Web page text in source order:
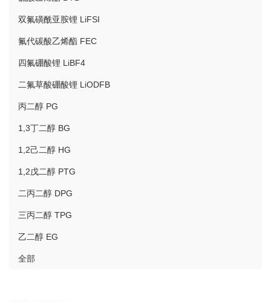
双氟磺酰亚胺锂 LiFSI
氟代碳酸乙烯酯 FEC
四氟硼酸锂 LiBF4
二氟草酸硼酸锂 LiODFB
丙二醇 PG
1,3丁二醇 BG
1,2己二醇 HG
1,2戊二醇 PTG
二丙二醇 DPG
三丙二醇 TPG
乙二醇 EG
全部